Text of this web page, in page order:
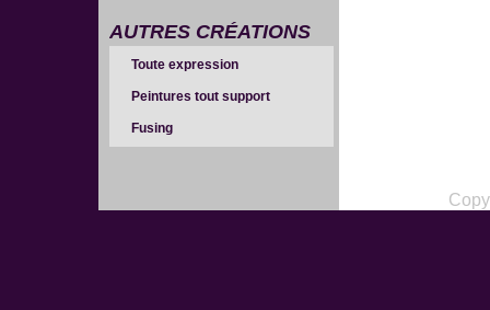
AUTRES CRÉATIONS
Toute expression
Peintures tout support
Fusing